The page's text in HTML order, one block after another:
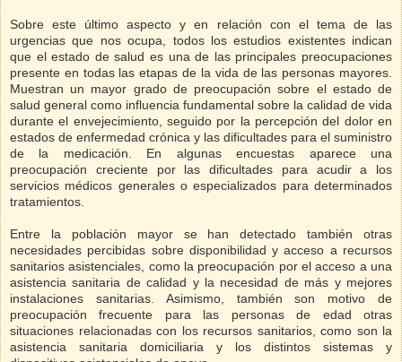
Sobre este último aspecto y en relación con el tema de las
urgencias que nos ocupa, todos los estudios existentes indican
que el estado de salud es una de las principales preocupaciones
presente en todas las etapas de la vida de las personas mayores.
Muestran un mayor grado de preocupación sobre el estado de
salud general como influencia fundamental sobre la calidad de vida
durante el envejecimiento, seguido por la percepción del dolor en
estados de enfermedad crónica y las dificultades para el suministro
de la medicación. En algunas encuestas aparece una
preocupación creciente por las dificultades para acudir a los
servicios médicos generales o especializados para determinados
tratamientos.
Entre la población mayor se han detectado también otras
necesidades percibidas sobre disponibilidad y acceso a recursos
sanitarios asistenciales, como la preocupación por el acceso a una
asistencia sanitaria de calidad y la necesidad de más y mejores
instalaciones sanitarias. Asimismo, también son motivo de
preocupación frecuente para las personas de edad otras
situaciones relacionadas con los recursos sanitarios, como son la
asistencia sanitaria domiciliaria y los distintos sistemas y